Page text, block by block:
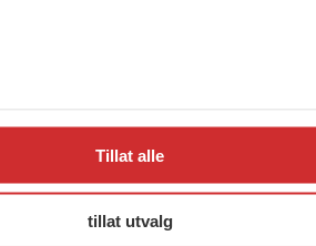
Tillat alle
tillat utvalg